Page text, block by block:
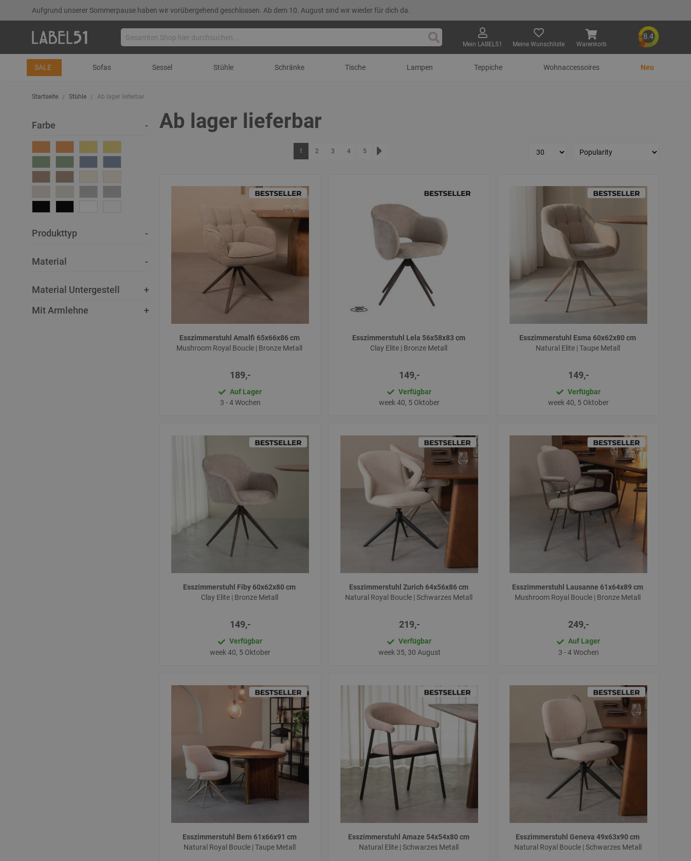
Aufgrund unserer Sommerpause haben wir vorübergehend geschlossen. Ab dem 10. August sind wir wieder für dich da.
Suche Mein LABEL51 Meine Wunschliste Warenkorb
8.4
SALE Sofas Sessel Stühle Schränke Tische Lampen Teppiche Wohnaccessoires Neu
Startseite Stühle Ab lager lieferbar
Ab lager lieferbar
Seite
Sie lesen gerade die Seite
1 Seite
2 Seite
3 Seite
4 Seite
5
Esszimmerstuhl Amalfi 65x66x86 cm
Mushroom Royal Boucle | Bronze Metall
189,-
Auf Lager
3 - 4 Wochen
Esszimmerstuhl Lela 56x58x83 cm
Clay Elite | Bronze Metall
149,-
Verfügbar
week 40, 5 Oktober
Esszimmerstuhl Esma 60x62x80 cm
Natural Elite | Taupe Metall
149,-
Verfügbar
week 40, 5 Oktober
Esszimmerstuhl Fiby 60x62x80 cm
Clay Elite | Bronze Metall
149,-
Verfügbar
week 40, 5 Oktober
Esszimmerstuhl Zurich 64x56x86 cm
Natural Royal Boucle | Schwarzes Metall
219,-
Verfügbar
week 35, 30 August
Esszimmerstuhl Lausanne 61x64x89 cm
Mushroom Royal Boucle | Bronze Metall
249,-
Auf Lager
3 - 4 Wochen
Esszimmerstuhl Bern 61x66x91 cm
Natural Royal Boucle | Taupe Metall
Esszimmerstuhl Amaze 54x54x80 cm
Natural Elite | Schwarzes Metall
Esszimmerstuhl Geneva 49x63x90 cm
Natural Royal Boucle | Schwarzes Metall
Farbe
Produkttyp
Material
Material Untergestell
Mit Armlehne